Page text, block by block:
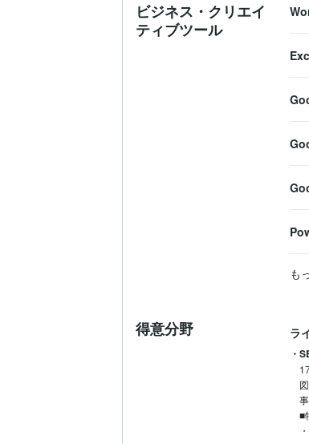
ビジネス・クリエイ
ティブツール
も
得意分野 ラ
・
■